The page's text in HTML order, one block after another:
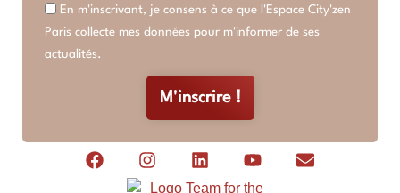
En m'inscrivant, je consens à ce que l'Espace City'zen
Paris collecte mes données pour m'informer de ses
actualités.
M'inscrire !